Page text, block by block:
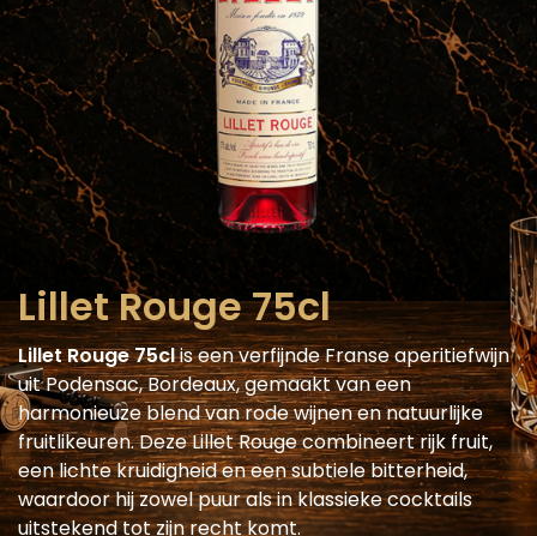
Lillet Rouge 75cl
Lillet Rouge 75clis een verfijnde Franse aperitiefwijn
uit Podensac, Bordeaux, gemaakt van een
harmonieuze blend van rode wijnen en natuurlijke
fruitlikeuren. Deze Lillet Rouge combineert rijk fruit,
een lichte kruidigheid en een subtiele bitterheid,
waardoor hij zowel puur als in klassieke cocktails
uitstekend tot zijn recht komt.